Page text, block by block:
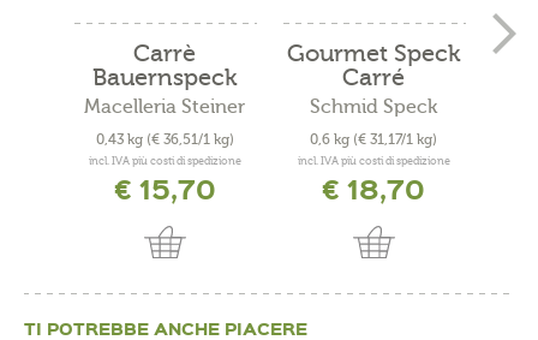
Carrè
Bauernspeck
Macelleria Steiner
0,43 kg (€ 36,51/1 kg)
incl. IVA più costi di spedizione
€ 15,70
Gourmet Speck
Carré
Schmid Speck
0,6 kg (€ 31,17/1 kg)
incl. IVA più costi di spedizione
€ 18,70
TI POTREBBE ANCHE PIACERE